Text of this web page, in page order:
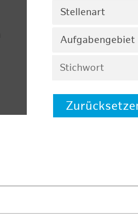
Stellenart
Aufgabengebiet